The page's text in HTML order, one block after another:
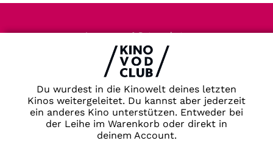
Du wurdest in die Kinowelt deines letzten
Kinos weitergeleitet. Du kannst aber jederzeit
ein anderes Kino unterstützen. Entweder bei
der Leihe im Warenkorb oder direkt in
deinem Account.
Impressum & Datenschutz
AGB
Kontakt
Newsletter
Partner